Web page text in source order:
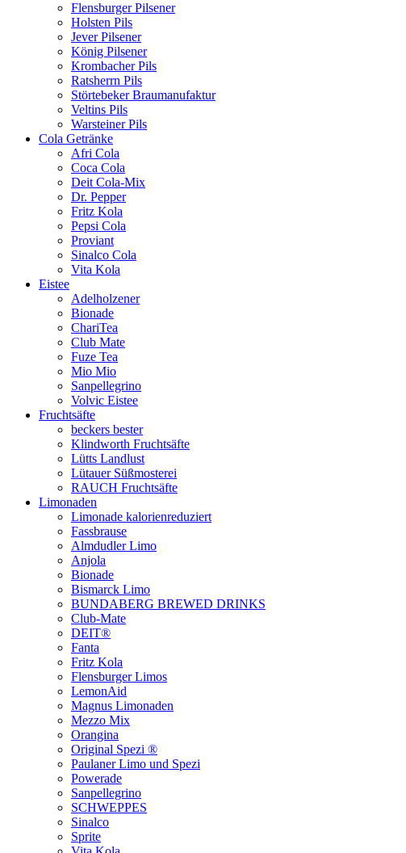
Flensburger Pilsener
Holsten Pils
Jever Pilsener
König Pilsener
Krombacher Pils
Ratsherrn Pils
Störtebeker Braumanufaktur
Veltins Pils
Warsteiner Pils
Cola Getränke
Afri Cola
Coca Cola
Deit Cola-Mix
Dr. Pepper
Fritz Kola
Pepsi Cola
Proviant
Sinalco Cola
Vita Kola
Eistee
Adelholzener
Bionade
ChariTea
Club Mate
Fuze Tea
Mio Mio
Sanpellegrino
Volvic Eistee
Fruchtsäfte
beckers bester
Klindworth Fruchtsäfte
Lütts Landlust
Lütauer Süßmosterei
RAUCH Fruchtsäfte
Limonaden
Limonade kalorienreduziert
Fassbrause
Almdudler Limo
Anjola
Bionade
Bismarck Limo
BUNDABERG BREWED DRINKS
Club-Mate
DEIT®
Fanta
Fritz Kola
Flensburger Limos
LemonAid
Magnus Limonaden
Mezzo Mix
Orangina
Original Spezi ®
Paulaner Limo und Spezi
Powerade
Sanpellegrino
SCHWEPPES
Sinalco
Sprite